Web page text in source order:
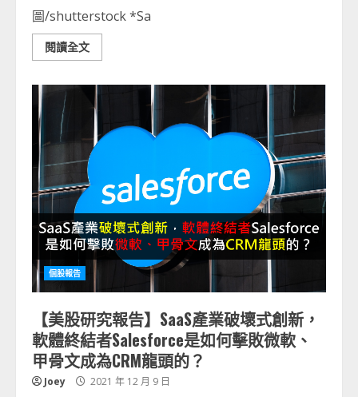
圖/shutterstock *Sa
閱讀全文
個股報告
【美股研究報告】SaaS產業破壞式創新，
軟體終結者Salesforce是如何擊敗微軟、
甲骨文成為CRM龍頭的？
Joey 2021 年 12 月 9 日